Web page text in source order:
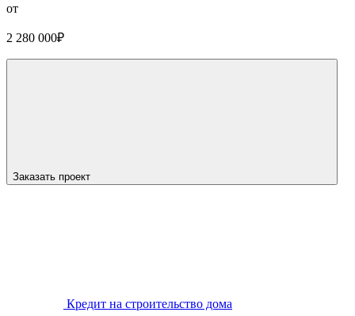
от
2 280 000₽
Заказать проект
Кредит на строительство дома